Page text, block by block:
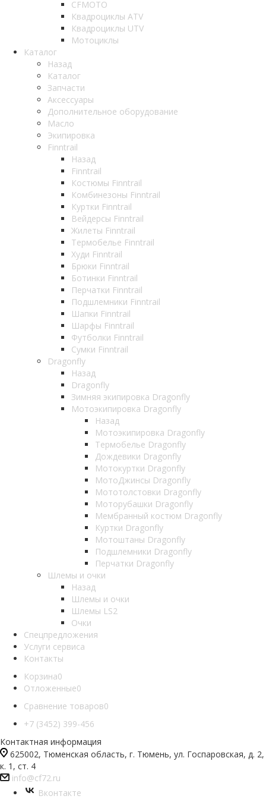
CFMOTO
Квадроциклы ATV
Квадроциклы UTV
Мотоциклы
Каталог
Назад
Каталог
Запчасти
Аксессуары
Дополнительное оборудование
Масло
Экипировка
Finntrail
Назад
Finntrail
Костюмы Finntrail
Комбинезоны Finntrail
Куртки Finntrail
Вейдерсы Finntrail
Жилеты Finntrail
Термобелье Finntrail
Худи Finntrail
Брюки Finntrail
Ботинки Finntrail
Перчатки Finntrail
Подшлемники Finntrail
Шапки Finntrail
Шарфы Finntrail
Футболки Finntrail
Сумки Finntrail
Dragonfly
Назад
Dragonfly
Зимняя экипировка Dragonfly
Мотоэкипировка Dragonfly
Назад
Мотоэкипировка Dragonfly
Термобелье Dragonfly
Дождевики Dragonfly
Мотокуртки Dragonfly
МотоДжинсы Dragonfly
Мототолстовки Dragonfly
Моторубашки Dragonfly
Мембранный костюм Dragonfly
Куртки Dragonfly
Мотоштаны Dragonfly
Подшлемники Dragonfly
Перчатки Dragonfly
Шлемы и очки
Назад
Шлемы и очки
Шлемы LS2
Очки
Спецпредложения
Услуги сервиса
Контакты
Корзина0
Отложенные0
Сравнение товаров0
+7 (3452) 399-456
Контактная информация
625002, Тюменская область, г. Тюмень, ул. Госпаровская, д. 2,
к. 1, ст. 4
info@cf72.ru
Вконтакте